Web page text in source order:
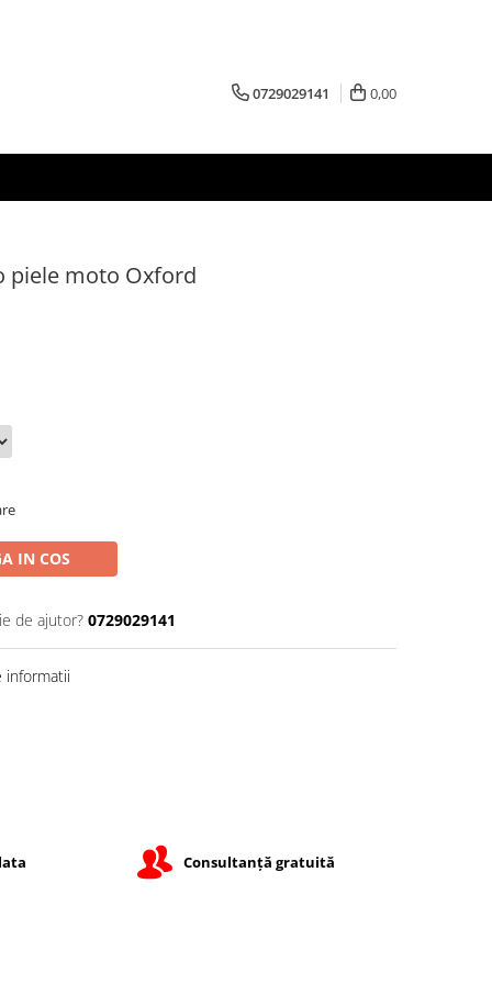
0729029141 0,00
piele moto Oxford
IN COS
de ajutor? 0729029141
informatii
Consultanță gratuită